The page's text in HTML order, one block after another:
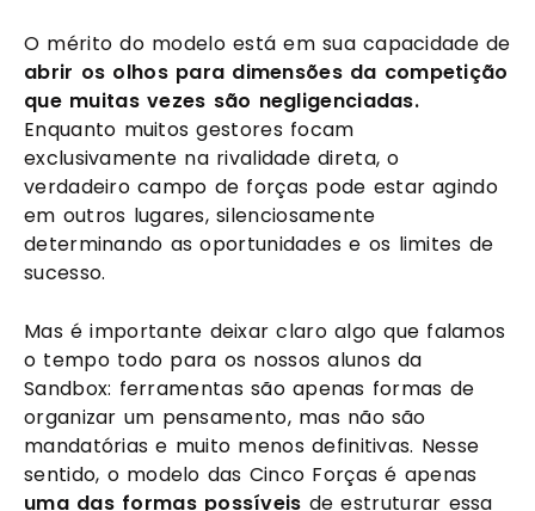
O mérito do modelo está em sua capacidade de
abrir os olhos para dimensões da competição
que muitas vezes são negligenciadas.
Enquanto muitos gestores focam
exclusivamente na rivalidade direta, o
verdadeiro campo de forças pode estar agindo
em outros lugares, silenciosamente
determinando as oportunidades e os limites de
sucesso.
Mas é importante deixar claro algo que falamos
o tempo todo para os nossos alunos da
Sandbox: ferramentas são apenas formas de
organizar um pensamento, mas não são
mandatórias e muito menos definitivas. Nesse
sentido, o modelo das Cinco Forças é apenas
uma das formas possíveis de estruturar essa